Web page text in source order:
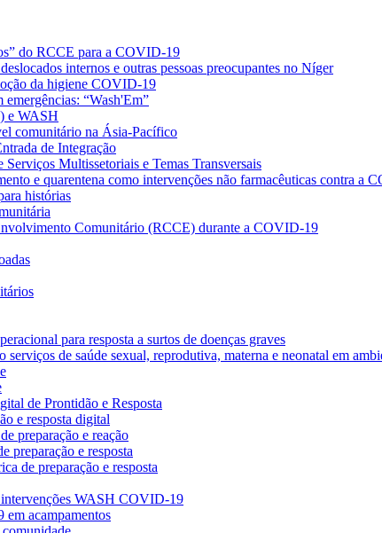
do RCCE para a COVID-19
internos e outras pessoas preocupantes no Níger
da higiene COVID-19
“Wash'Em”
e WASH
comunitário na Ásia-Pacífico
de Integração
Multissetoriais e Temas Transversais
e quarentena como intervenções não farmacêuticas contra a
histórias
Comunitário (RCCE) durante a COVID-19
para resposta a surtos de doenças graves
serviços de saúde sexual, reprodutiva, materna e neonatal em
de Prontidão e Resposta
e resposta digital
preparação e reação
preparação e resposta
de preparação e resposta
intervenções WASH COVID-19
acampamentos